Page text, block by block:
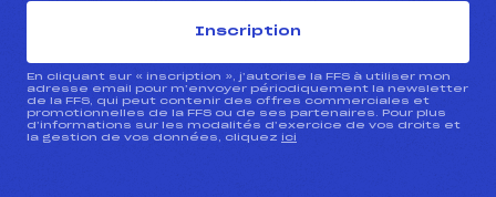
Inscription
En cliquant sur « inscription », j’autorise la FFS à utiliser mon
adresse email pour m’envoyer périodiquement la newsletter
de la FFS, qui peut contenir des offres commerciales et
promotionnelles de la FFS ou de ses partenaires. Pour plus
d’informations sur les modalités d’exercice de vos droits et
la gestion de vos données, cliquez ici